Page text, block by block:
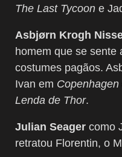
The Last Tycoon e
Asbjørn Krogh
homem que se sente
costumes pagãos.
Ivan em Copenhagen
Lenda de Thor.
Julian Seager como
retratou Florentin, o